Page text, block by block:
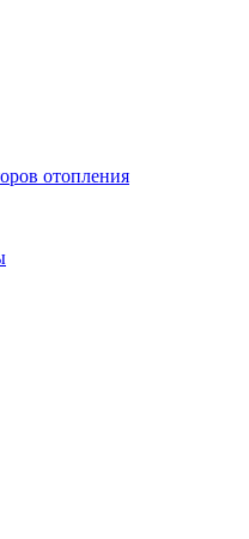
отопления